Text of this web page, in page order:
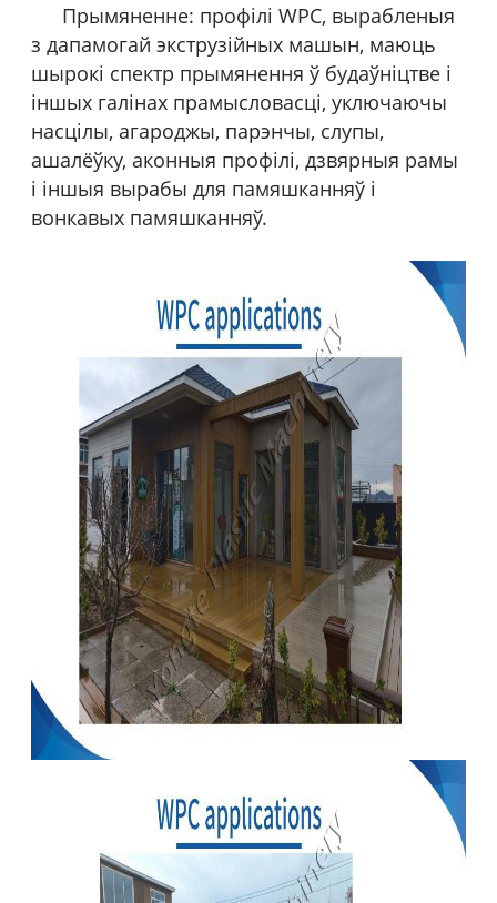
Прымяненне: профілі WPC, вырабленыя
з дапамогай экструзійных машын, маюць
шырокі спектр прымянення ў будаўніцтве і
іншых галінах прамысловасці, уключаючы
насцілы, агароджы, парэнчы, слупы,
ашалёўку, аконныя профілі, дзвярныя рамы
і іншыя вырабы для памяшканняў і
вонкавых памяшканняў.